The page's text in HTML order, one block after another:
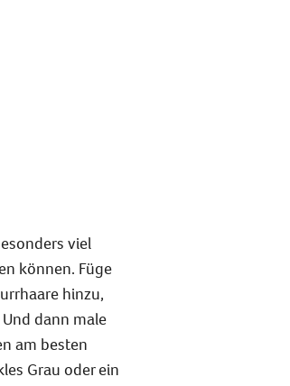
viel
können. Füge
hinzu,
dann male
am besten
Grau oder ein